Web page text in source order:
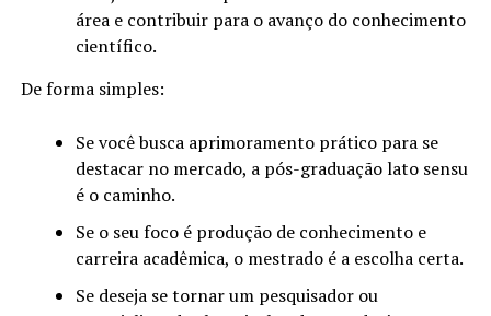
área e contribuir para o avanço do conhecimento
científico.
De forma simples:
Se você busca aprimoramento prático para se
destacar no mercado, a pós-graduação lato sensu
é o caminho.
Se o seu foco é produção de conhecimento e
carreira acadêmica, o mestrado é a escolha certa.
Se deseja se tornar um pesquisador ou